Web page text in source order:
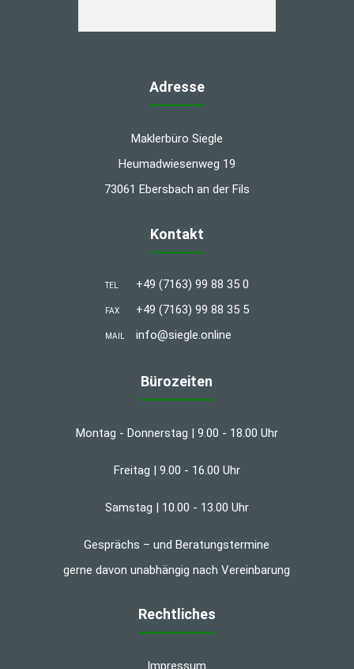
Adresse
Maklerbüro Siegle
Heumadwiesenweg 19
73061 Ebersbach an der Fils
Kontakt
TEL +49 (7163) 99 88 35 0
FAX +49 (7163) 99 88 35 5
MAIL info@siegle.online
Bürozeiten
Montag - Donnerstag | 9.00 - 18.00 Uhr
Freitag | 9.00 - 16.00 Uhr
Samstag | 10.00 - 13.00 Uhr
Gesprächs – und Beratungstermine
gerne davon unabhängig nach Vereinbarung
Rechtliches